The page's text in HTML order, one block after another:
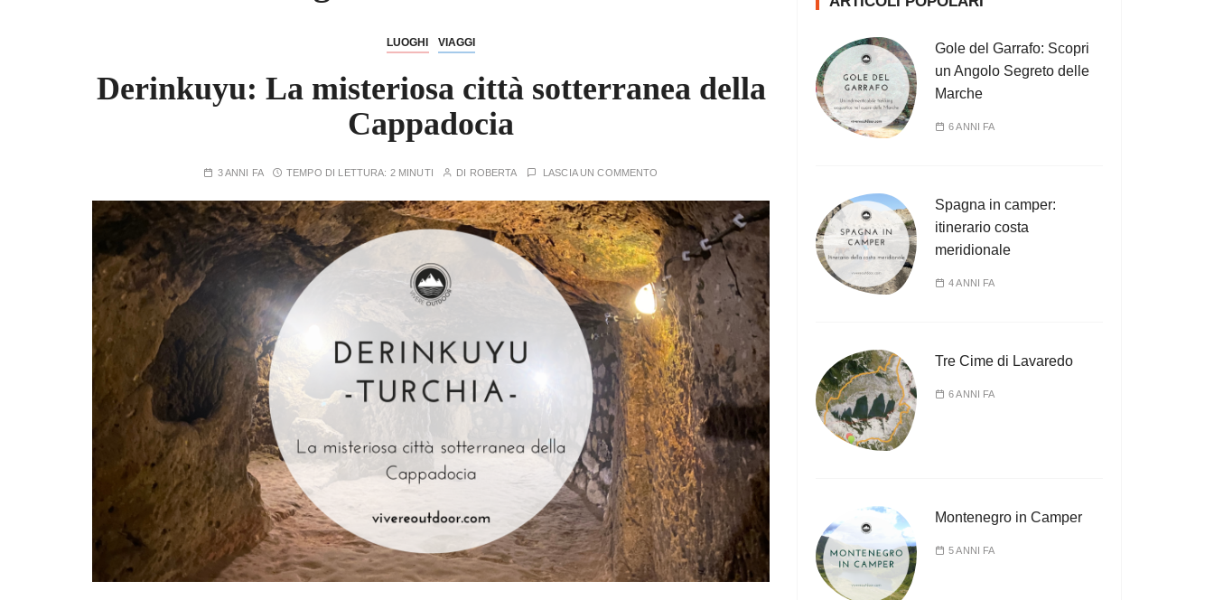
LUOGHI VIAGGI
Derinkuyu: La misteriosa città sotterranea della
Cappadocia
3 ANNI FA TEMPO DI LETTURA: 2 MINUTI DI ROBERTA LASCIA UN COMMENTO
Gole del Garrafo: Scopri
un Angolo Segreto delle
Marche
6 ANNI FA
Spagna in camper:
itinerario costa
meridionale
4 ANNI FA
Tre Cime di Lavaredo
6 ANNI FA
Montenegro in Camper
5 ANNI FA